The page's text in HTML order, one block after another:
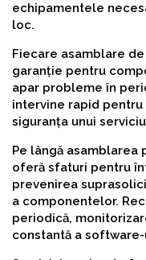
echipamentele
loc.
Fiecare asamblare
garanție pentru
apar probleme în
intervine rapid
siguranța unui
Pe lângă asamblarea
oferă sfaturi pentru
prevenirea
a componentelor.
periodică,
constantă a